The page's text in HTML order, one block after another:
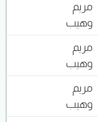
مريم
وهيب
مريم
وهيب
مريم
وهيب